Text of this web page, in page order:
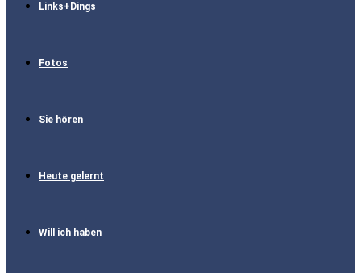
Links+Dings
Fotos
Sie hören
Heute gelernt
Will ich haben